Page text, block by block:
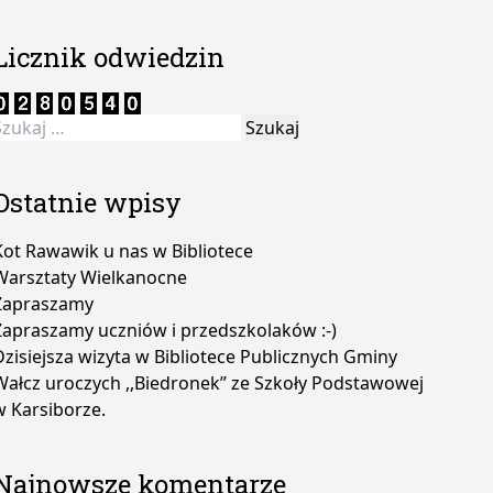
odwiedzin
wpisy
Rawawik u nas w Bibliotece
Wielkanocne
uczniów i przedszkolaków :-)
wizyta w Bibliotece Publicznych Gminy
uroczych ,,Biedronek” ze Szkoły Podstawowej
Karsiborze.
komentarze